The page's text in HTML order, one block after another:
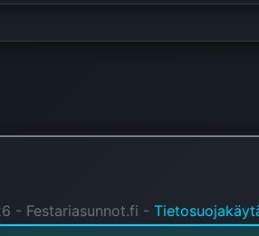
- Festariasunnot.fi -